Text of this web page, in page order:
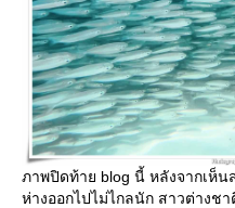
ภาพปิดท้าย blog นี้ หลังจากเห็
ห่างออกไปไม่ไกลนัก สาวต่างช